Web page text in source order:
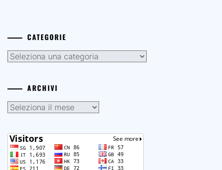
CATEGORIE
Categorie
ARCHIVI
Archivi